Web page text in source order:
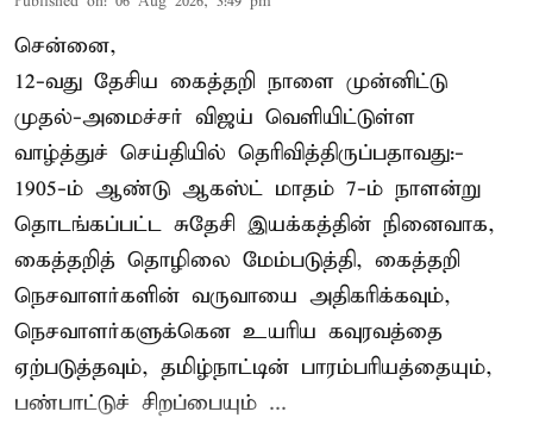
சென்னை,
12-வது தேசிய கைத்தறி நாளை முன்னிட்டு
முதல்-அமைச்சர் விஜய் வெளியிட்டுள்ள
வாழ்த்துச் செய்தியில் தெரிவித்திருப்பதாவது:-
1905-ம் ஆண்டு ஆகஸ்ட் மாதம் 7-ம் நாளன்று
தொடங்கப்பட்ட சுதேசி இயக்கத்தின் நினைவாக,
கைத்தறித் தொழிலை மேம்படுத்தி, கைத்தறி
நெசவாளர்களின் வருவாயை அதிகரிக்கவும்,
நெசவாளர்களுக்கென உயரிய கவுரவத்தை
ஏற்படுத்தவும், தமிழ்நாட்டின் பாரம்பரியத்தையும்,
பண்பாட்டுச் சிறப்பையும் ...